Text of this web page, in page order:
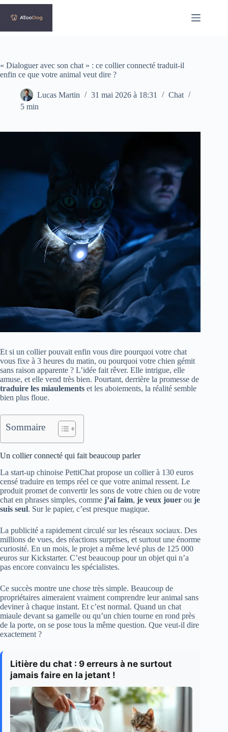
Passer
contenu
« Dialoguer avec son chat » : ce collier connecté traduit-il
enfin ce que votre animal veut dire ?
Lucas Martin 31 mai 2026 à 18:31
Chat
5 min
Et si un collier pouvait enfin vous dire pourquoi votre chat
vous fixe à 3 heures du matin, ou pourquoi votre chien gémit
sans raison apparente ? L’idée fait rêver. Elle intrigue, elle
amuse, et elle vend très bien. Pourtant, derrière la promesse de
traduire les miaulements et les aboiements, la réalité semble
bien plus floue.
Sommaire
Un collier connecté qui fait beaucoup parler
La start-up chinoise PettiChat propose un collier à 130 euros
censé traduire en temps réel ce que votre animal ressent. Le
produit promet de convertir les sons de votre chien ou de votre
chat en phrases simples, comme j’ai faim, je veux jouer ou je
suis seul. Sur le papier, c’est presque magique.
La publicité a rapidement circulé sur les réseaux sociaux. Des
millions de vues, des réactions surprises, et surtout une énorme
curiosité. En un mois, le projet a même levé plus de 125 000
euros sur Kickstarter. C’est beaucoup pour un objet qui n’a
pas encore convaincu les spécialistes.
Ce succès montre une chose très simple. Beaucoup de
propriétaires aimeraient vraiment comprendre leur animal sans
deviner à chaque instant. Et c’est normal. Quand un chat
miaule devant sa gamelle ou qu’un chien tourne en rond près
de la porte, on se pose tous la même question. Que veut-il dire
exactement ?
Litière du chat : 9 erreurs à ne surtout
jamais faire en la jetant !